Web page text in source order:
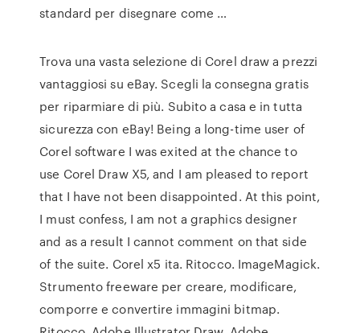
standard per disegnare come …
Trova una vasta selezione di Corel draw a prezzi
vantaggiosi su eBay. Scegli la consegna gratis
per riparmiare di più. Subito a casa e in tutta
sicurezza con eBay! Being a long-time user of
Corel software I was exited at the chance to
use Corel Draw X5, and I am pleased to report
that I have not been disappointed. At this point,
I must confess, I am not a graphics designer
and as a result I cannot comment on that side
of the suite. Corel x5 ita. Ritocco. ImageMagick.
Strumento freeware per creare, modificare,
comporre e convertire immagini bitmap.